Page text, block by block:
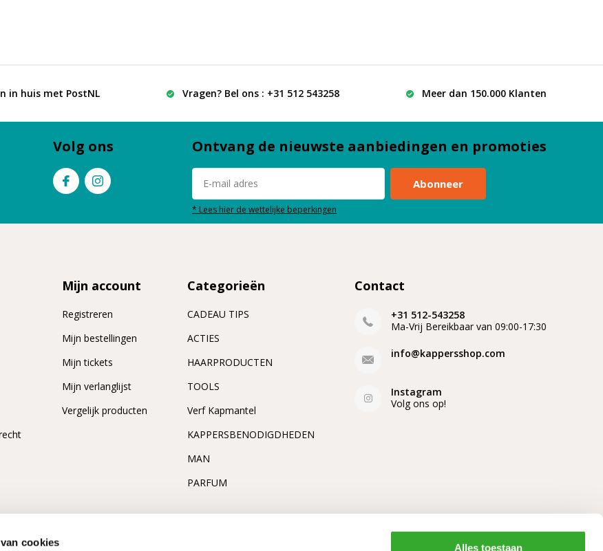
cookies Alles toestaan
in huis met PostNL Vragen? Bel ons : +31 512 543258 Meer dan 150.000 Klanten
Volg ons Ontvang de nieuwste aanbiedingen en promoties
Abonneer
* Lees hier de wettelijke beperkingen
Mijn account
Registreren
Mijn bestellingen
Mijn tickets
Mijn verlanglijst
Vergelijk producten
Categorieën
CADEAU TIPS
ACTIES
HAARPRODUCTEN
TOOLS
Verf Kapmantel
KAPPERSBENODIGDHEDEN
MAN
PARFUM
Contact
+31 512-543258
Ma-Vrij Bereikbaar van 09:00-17:30
info@kappersshop.com
Instagram
Volg ons op!